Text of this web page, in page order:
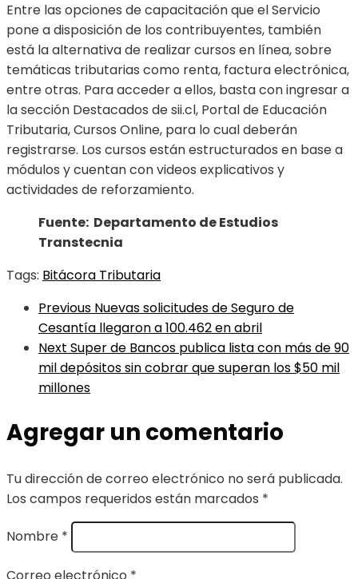
Entre las opciones de capacitación que el Servicio
pone a disposición de los contribuyentes, también
está la alternativa de realizar cursos en línea, sobre
temáticas tributarias como renta, factura electrónica,
entre otras. Para acceder a ellos, basta con ingresar a
la sección Destacados de sii.cl, Portal de Educación
Tributaria, Cursos Online, para lo cual deberán
registrarse. Los cursos están estructurados en base a
módulos y cuentan con videos explicativos y
actividades de reforzamiento.
Fuente: Departamento de Estudios
Transtecnia
Tags: Bitácora Tributaria
Previous Nuevas solicitudes de Seguro de
Cesantía llegaron a 100.462 en abril
Next Super de Bancos publica lista con más de 90
mil depósitos sin cobrar que superan los $50 mil
millones
Agregar un comentario
Tu dirección de correo electrónico no será publicada.
Los campos requeridos están marcados *
Nombre *